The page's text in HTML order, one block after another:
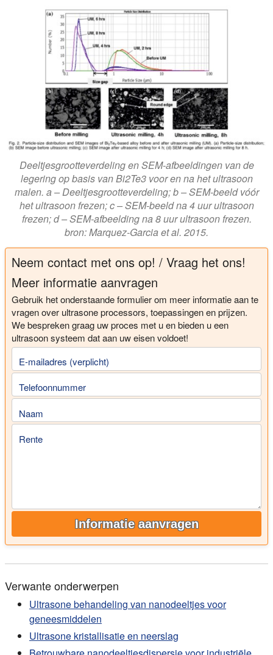
Deeltjesgrootteverdeling en SEM-afbeeldingen van de
legering op basis van Bi2Te3 voor en na het ultrasoon
malen. a – Deeltjesgrootteverdeling; b – SEM-beeld vóór
het ultrasoon frezen; c – SEM-beeld na 4 uur ultrasoon
frezen; d – SEM-afbeelding na 8 uur ultrasoon frezen.
bron: Marquez-Garcia et al. 2015.
Neem contact met ons op! / Vraag het ons!
Meer informatie aanvragen
Gebruik het onderstaande formulier om meer informatie aan te
vragen over ultrasone processors, toepassingen en prijzen.
We bespreken graag uw proces met u en bieden u een
ultrasoon systeem dat aan uw eisen voldoet!
E-mailadres (verplicht)
Telefoonnummer
Naam
Rente
Informatie aanvragen
Verwante onderwerpen
Ultrasone behandeling van nanodeeltjes voor
geneesmiddelen
Ultrasone kristallisatie en neerslag